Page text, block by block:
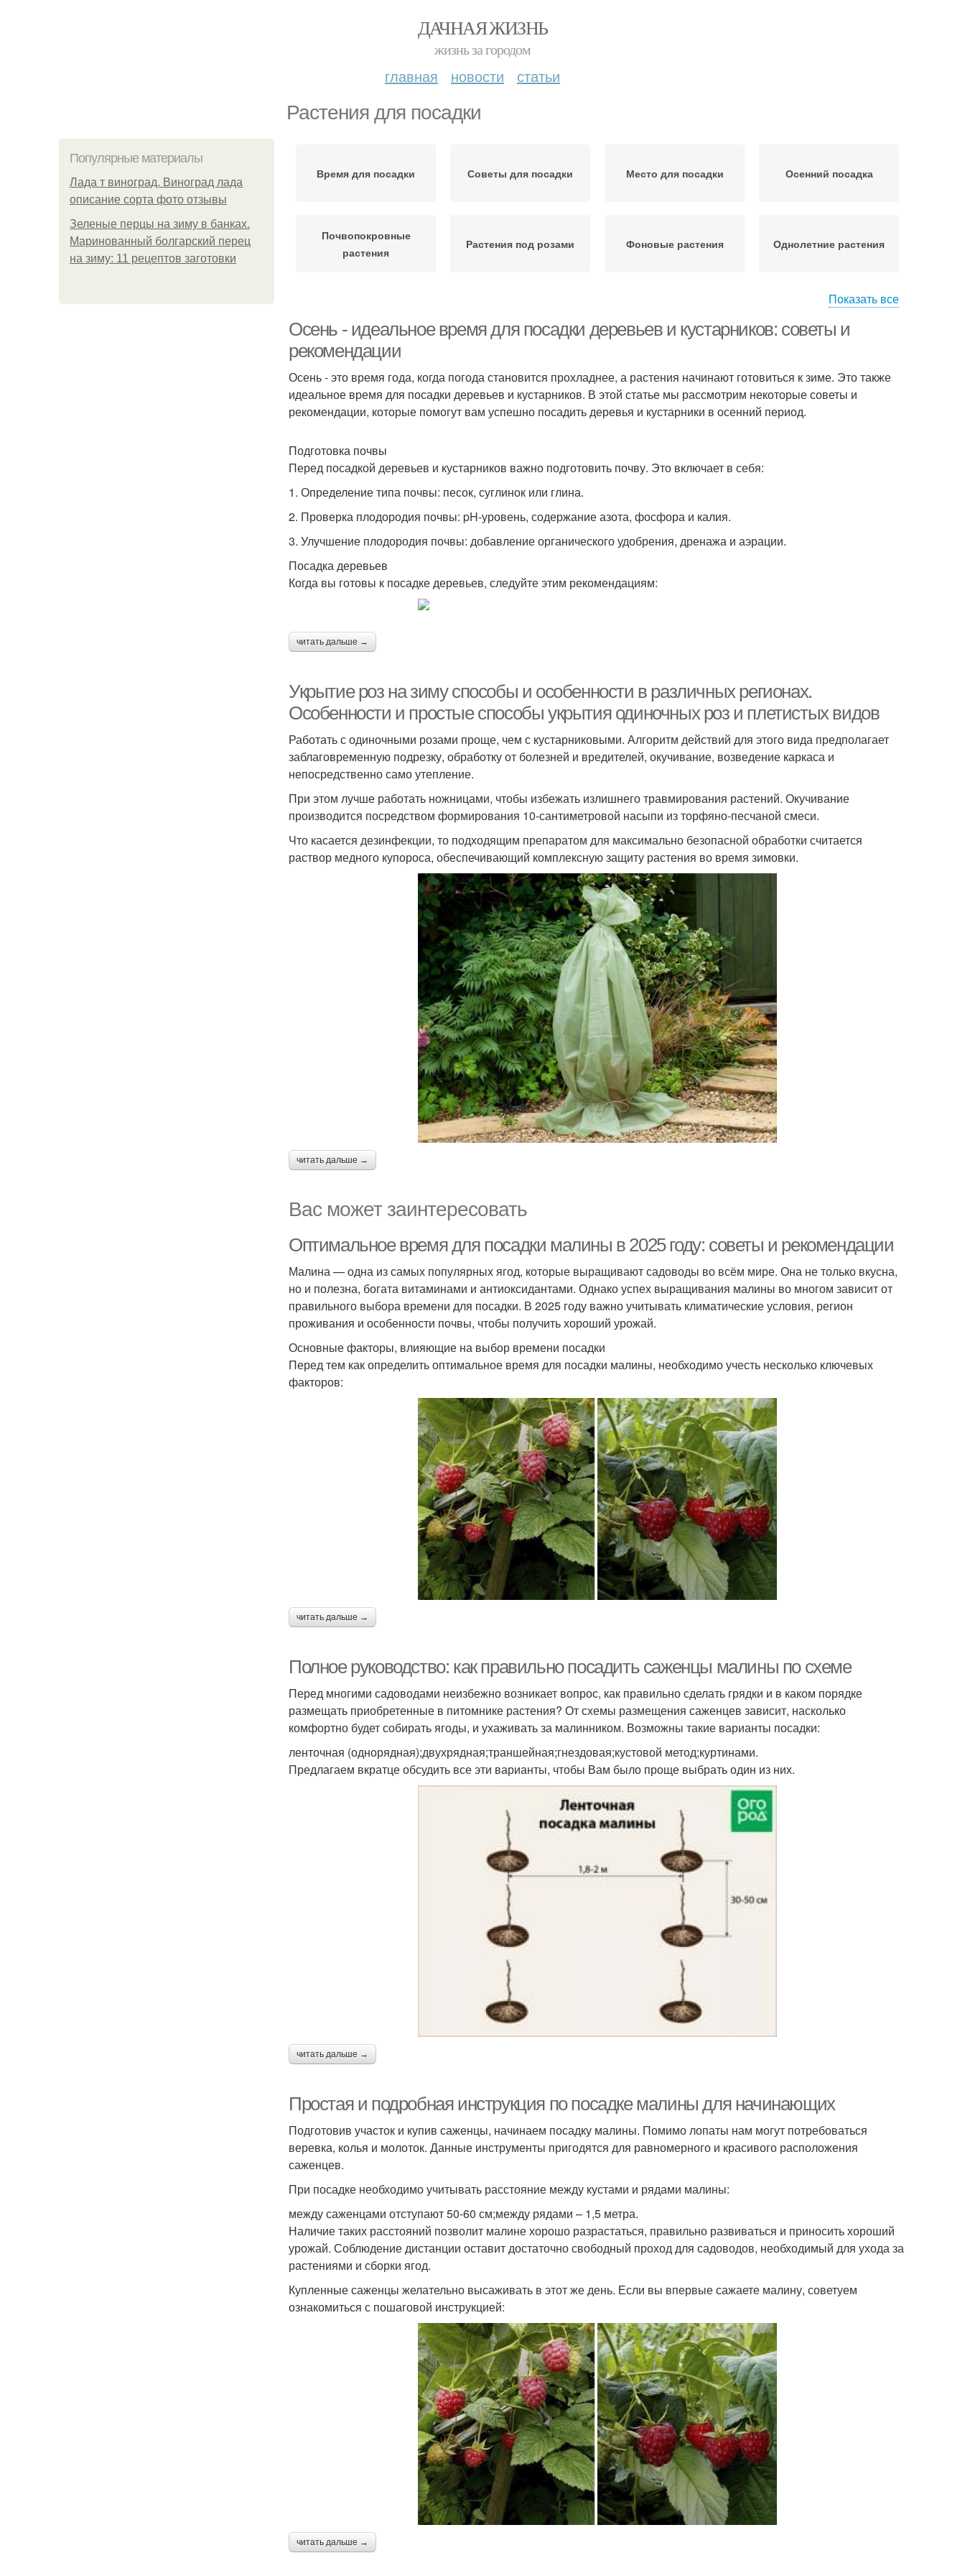
ДАЧНАЯ ЖИЗНЬ
жизнь за городом
главная новости статьи
Растения для посадки
Популярные материалы
Лада т виноград. Виноград лада
описание сорта фото отзывы
Зеленые перцы на зиму в банках.
Маринованный болгарский перец
на зиму: 11 рецептов заготовки
Время для посадки Советы для посадки Место для посадки Осенний посадка
Почвопокровные
растения
Растения под розами Фоновые растения Однолетние растения
посадки
Показать все
Осень - идеальное время для посадки деревьев и кустарников: советы и
рекомендации
Осень - это время года, когда погода становится прохладнее, а растения начинают готовиться к зиме. Это также
идеальное время для посадки деревьев и кустарников. В этой статье мы рассмотрим некоторые советы и
рекомендации, которые помогут вам успешно посадить деревья и кустарники в осенний период.
Подготовка почвы
Перед посадкой деревьев и кустарников важно подготовить почву. Это включает в себя:
1. Определение типа почвы: песок, суглинок или глина.
2. Проверка плодородия почвы: pH-уровень, содержание азота, фосфора и калия.
3. Улучшение плодородия почвы: добавление органического удобрения, дренажа и аэрации.
Посадка деревьев
Когда вы готовы к посадке деревьев, следуйте этим рекомендациям:
читать дальше →
Укрытие роз на зиму способы и особенности в различных регионах.
Особенности и простые способы укрытия одиночных роз и плетистых видов
Работать с одиночными розами проще, чем с кустарниковыми. Алгоритм действий для этого вида предполагает
заблаговременную подрезку, обработку от болезней и вредителей, окучивание, возведение каркаса и
непосредственно само утепление.
При этом лучше работать ножницами, чтобы избежать излишнего травмирования растений. Окучивание
производится посредством формирования 10-сантиметровой насыпи из торфяно-песчаной смеси.
Что касается дезинфекции, то подходящим препаратом для максимально безопасной обработки считается
раствор медного купороса, обеспечивающий комплексную защиту растения во время зимовки.
читать дальше →
Вас может заинтересовать
Оптимальное время для посадки малины в 2025 году: советы и рекомендации
Малина — одна из самых популярных ягод, которые выращивают садоводы во всём мире. Она не только вкусна,
но и полезна, богата витаминами и антиоксидантами. Однако успех выращивания малины во многом зависит от
правильного выбора времени для посадки. В 2025 году важно учитывать климатические условия, регион
проживания и особенности почвы, чтобы получить хороший урожай.
Основные факторы, влияющие на выбор времени посадки
Перед тем как определить оптимальное время для посадки малины, необходимо учесть несколько ключевых
факторов:
читать дальше →
Полное руководство: как правильно посадить саженцы малины по схеме
Перед многими садоводами неизбежно возникает вопрос, как правильно сделать грядки и в каком порядке
размещать приобретенные в питомнике растения? От схемы размещения саженцев зависит, насколько
комфортно будет собирать ягоды, и ухаживать за малинником. Возможны такие варианты посадки:
ленточная (однорядная);двухрядная;траншейная;гнездовая;кустовой метод;куртинами.
Предлагаем вкратце обсудить все эти варианты, чтобы Вам было проще выбрать один из них.
читать дальше →
Простая и подробная инструкция по посадке малины для начинающих
Подготовив участок и купив саженцы, начинаем посадку малины. Помимо лопаты нам могут потребоваться
веревка, колья и молоток. Данные инструменты пригодятся для равномерного и красивого расположения
саженцев.
При посадке необходимо учитывать расстояние между кустами и рядами малины:
между саженцами отступают 50-60 см;между рядами – 1,5 метра.
Наличие таких расстояний позволит малине хорошо разрастаться, правильно развиваться и приносить хороший
урожай. Соблюдение дистанции оставит достаточно свободный проход для садоводов, необходимый для ухода за
растениями и сборки ягод.
Купленные саженцы желательно высаживать в этот же день. Если вы впервые сажаете малину, советуем
ознакомиться с пошаговой инструкцией:
читать дальше →